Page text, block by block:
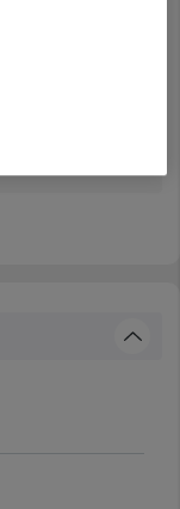
12h.